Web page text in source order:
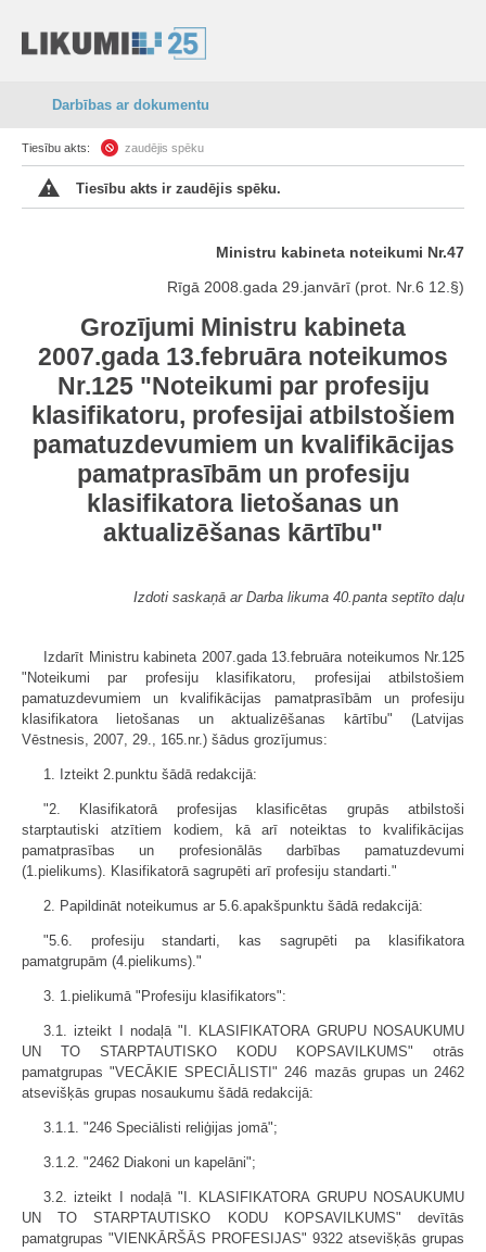
Darbības ar dokumentu
Tiesību akts: zaudējis spēku
Tiesību akts ir zaudējis spēku.
Ministru kabineta noteikumi Nr.47
Rīgā 2008.gada 29.janvārī (prot. Nr.6 12.§)
Grozījumi Ministru kabineta
2007.gada 13.februāra noteikumos
Nr.125 "Noteikumi par profesiju
klasifikatoru, profesijai atbilstošiem
pamatuzdevumiem un kvalifikācijas
pamatprasībām un profesiju
klasifikatora lietošanas un
aktualizēšanas kārtību"
Izdoti saskaņā ar Darba likuma 40.panta septīto daļu
Izdarīt Ministru kabineta 2007.gada 13.februāra noteikumos Nr.125
"Noteikumi par profesiju klasifikatoru, profesijai atbilstošiem
pamatuzdevumiem un kvalifikācijas pamatprasībām un profesiju
klasifikatora lietošanas un aktualizēšanas kārtību" (Latvijas
Vēstnesis, 2007, 29., 165.nr.) šādus grozījumus:
1. Izteikt 2.punktu šādā redakcijā:
"2. Klasifikatorā profesijas klasificētas grupās atbilstoši
starptautiski atzītiem kodiem, kā arī noteiktas to kvalifikācijas
pamatprasības un profesionālās darbības pamatuzdevumi
(1.pielikums). Klasifikatorā sagrupēti arī profesiju standarti."
2. Papildināt noteikumus ar 5.6.apakšpunktu šādā redakcijā:
"5.6. profesiju standarti, kas sagrupēti pa klasifikatora
pamatgrupām (4.pielikums)."
3. 1.pielikumā "Profesiju klasifikators":
3.1. izteikt I nodaļā "I. KLASIFIKATORA GRUPU NOSAUKUMU
UN TO STARPTAUTISKO KODU KOPSAVILKUMS" otrās
pamatgrupas "VECĀKIE SPECIĀLISTI" 246 mazās grupas un 2462
atsevišķās grupas nosaukumu šādā redakcijā:
3.1.1. "246 Speciālisti reliģijas jomā";
3.1.2. "2462 Diakoni un kapelāni";
3.2. izteikt I nodaļā "I. KLASIFIKATORA GRUPU NOSAUKUMU
UN TO STARPTAUTISKO KODU KOPSAVILKUMS" devītās
pamatgrupas "VIENKĀRŠĀS PROFESIJAS" 9322 atsevišķās grupas